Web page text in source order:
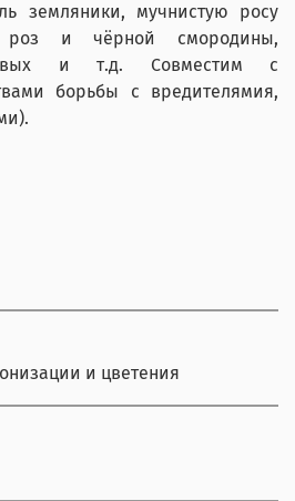
земляники, мучнистую росу
роз и чёрной смородины,
и т.д. Совместим с
борьбы с вредителямия,
и цветения